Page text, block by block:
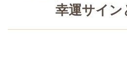
幸運サイン